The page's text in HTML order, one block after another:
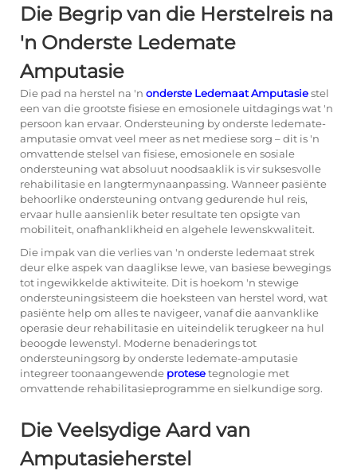
Die Begrip van die Herstelreis na
'n Onderste Ledemate
Amputasie
Die pad na herstel na 'n onderste Ledemaat Amputasiestel
een van die grootste fisiese en emosionele uitdagings wat 'n
persoon kan ervaar. Ondersteuning by onderste ledemate-
amputasieomvat veel meer as net mediese sorg – dit is 'n
omvattende stelsel van fisiese, emosionele en sosiale
ondersteuning wat absoluut noodsaaklik is vir suksesvolle
rehabilitasie en langtermynaanpassing. Wanneer pasiënte
behoorlike ondersteuning ontvang gedurende hul reis,
ervaar hulle aansienlik beter resultate ten opsigte van
mobiliteit, onafhanklikheid en algehele lewenskwaliteit.
Die impak van die verlies van 'n onderste ledemaat strek
deur elke aspek van daaglikse lewe, van basiese bewegings
tot ingewikkelde aktiwiteite. Dit is hoekom 'n stewige
ondersteuningsisteem die hoeksteen van herstel word, wat
pasiënte help om alles te navigeer, vanaf die aanvanklike
operasie deur rehabilitasie en uiteindelik terugkeer na hul
beoogde lewenstyl. Moderne benaderings tot
ondersteuningsorg by onderste ledemate-amputasie
integreer toonaangewende protesetegnologie met
omvattende rehabilitasieprogramme en sielkundige sorg.
Die Veelsydige Aard van
Amputasieherstel